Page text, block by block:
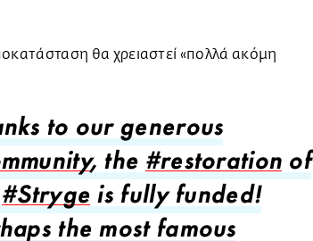
θα χρειαστεί «πολλά ακόμη
to our generous
, the #restoration of
#Stryge is fully funded!
the most famous